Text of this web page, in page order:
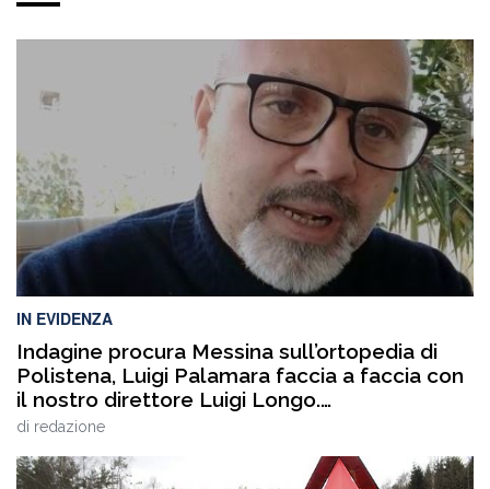
IN EVIDENZA
Indagine procura Messina sull’ortopedia di
Polistena, Luigi Palamara faccia a faccia con
il nostro direttore Luigi Longo.
VIDEOINTERVISTA
di redazione